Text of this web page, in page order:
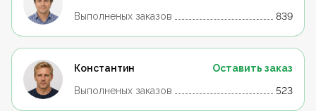
Выполненых заказов
839
Константин
Оставить заказ
Выполненых заказов
523